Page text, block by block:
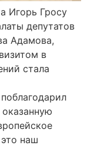
Игорь Гросу
депутатов
Адамова,
в
стала
наш